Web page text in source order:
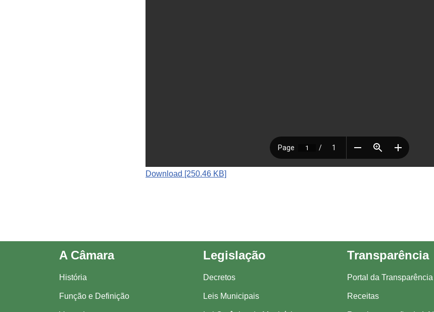
Download [250.46 KB]
A Câmara
História
Função e Definição
Legislação
Decretos
Leis Municipais
Transparência
Portal da Transparência
Receitas